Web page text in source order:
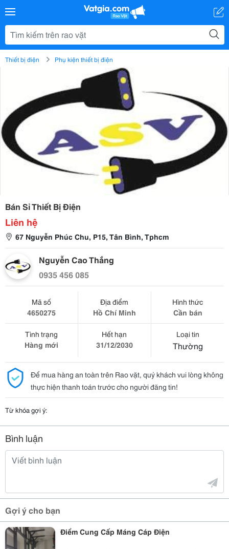
Thiết bị điện Phụ kiện thiết bị điện
Bán Sỉ Thiết Bị Điện
Liên hệ
67 Nguyễn Phúc Chu, P15, Tân Bình, Tphcm
Nguyễn Cao Thắng
0935 456 085
Mã số
4650275
Địa điểm
Hồ Chí Minh
Hình thức
Cần bán
Tình trạng
Hàng mới
Hết hạn
31/12/2030
Loại tin
Thường
Để mua hàng an toàn trên Rao vặt, quý khách vui lòng không
thực hiện thanh toán trước cho người đăng tin!
Từ khóa gợi ý:
Bình luận
Gợi ý cho bạn
Điểm Cung Cấp Máng Cáp Điện